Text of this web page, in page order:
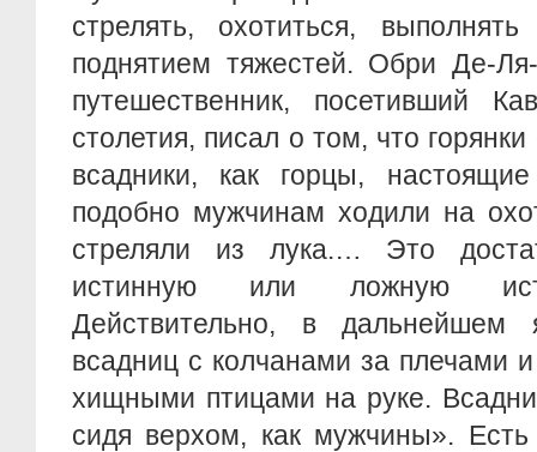
стрелять, охотиться,
поднятием тяжестей. Обри Де-
путешественник, посетивший
столетия, писал о том, что
всадники, как горцы,
подобно мужчинам ходили на
стреляли из лука.… Это
истинную или ложную
Действительно, в дальнейшем
всадниц с колчанами за плечами
хищными птицами на руке.
сидя верхом, как мужчины».